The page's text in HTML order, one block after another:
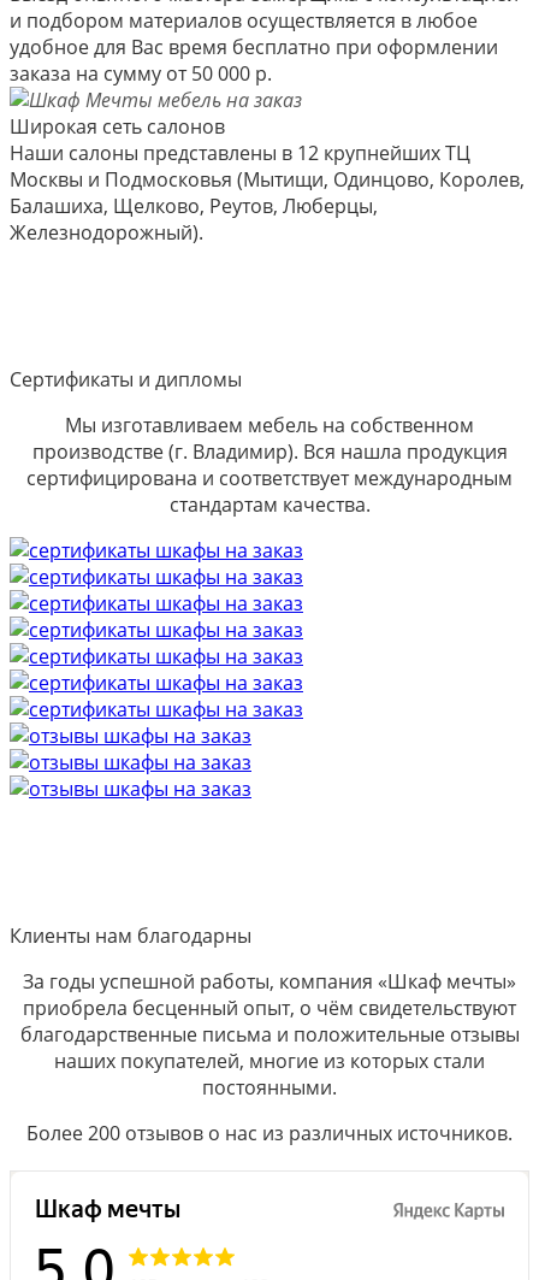
и подбором материалов осуществляется в любое
удобное для Вас время бесплатно при оформлении
заказа на сумму от 50 000 р.
Широкая сеть салонов
Наши салоны представлены в 12 крупнейших ТЦ
Москвы и Подмосковья (Мытищи, Одинцово, Королев,
Балашиха, Щелково, Реутов, Люберцы,
Железнодорожный).
Сертификаты и дипломы
Мы изготавливаем мебель на собственном
производстве (г. Владимир). Вся нашла продукция
сертифицирована и соответствует международным
стандартам качества.
Клиенты нам благодарны
За годы успешной работы, компания «Шкаф мечты»
приобрела бесценный опыт, о чём свидетельствуют
благодарственные письма и положительные отзывы
наших покупателей, многие из которых стали
постоянными.
Более 200 отзывов о нас из различных источников.